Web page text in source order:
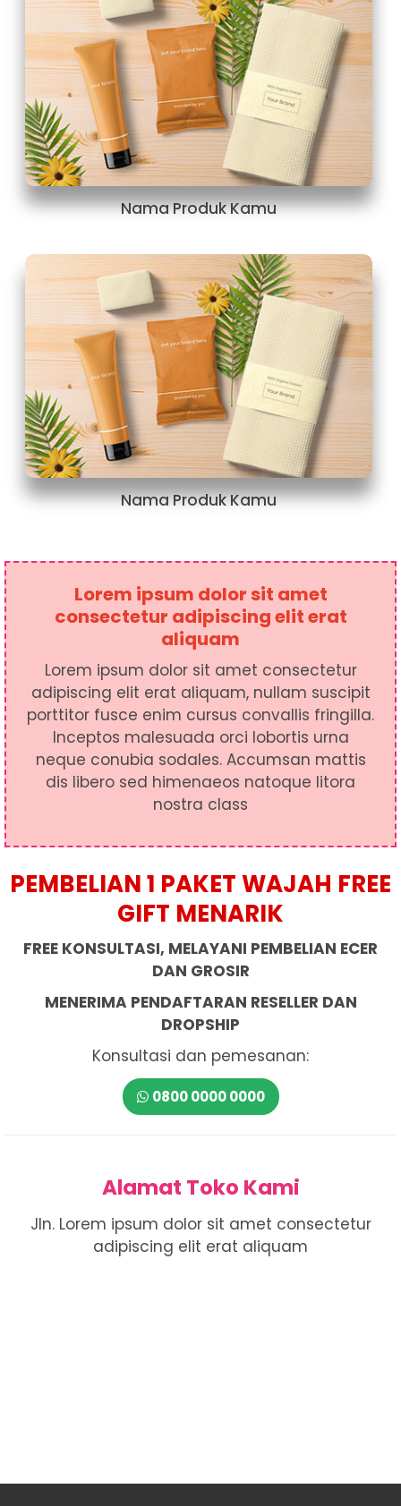
Nama Produk Kamu
Nama Produk Kamu
Lorem ipsum dolor sit amet
consectetur adipiscing elit erat
aliquam
Lorem ipsum dolor sit amet consectetur
adipiscing elit erat aliquam, nullam suscipit
porttitor fusce enim cursus convallis fringilla.
Inceptos malesuada orci lobortis urna
neque conubia sodales. Accumsan mattis
dis libero sed himenaeos natoque litora
nostra class
PEMBELIAN 1 PAKET WAJAH FREE
GIFT MENARIK
FREE KONSULTASI, MELAYANI PEMBELIAN ECER
DAN GROSIR
MENERIMA PENDAFTARAN RESELLER DAN
DROPSHIP
Konsultasi dan pemesanan:
0800 0000 0000
Alamat Toko Kami
Jln. Lorem ipsum dolor sit amet consectetur
adipiscing elit erat aliquam